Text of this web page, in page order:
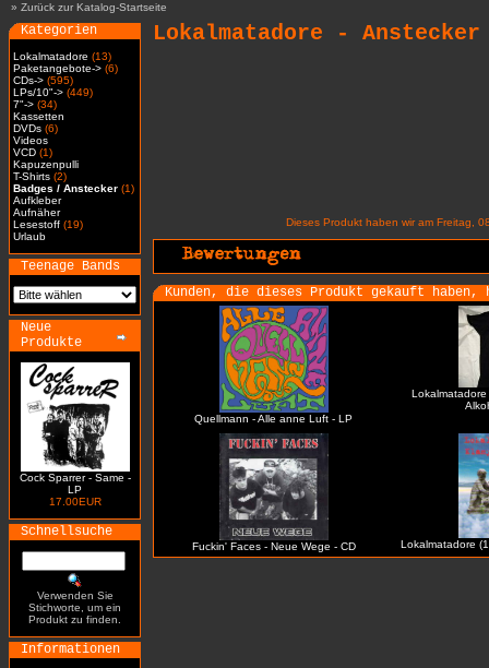
» Zurück zur Katalog-Startseite
Kategorien
Lokalmatadore (13)
Paketangebote-> (6)
CDs-> (595)
LPs/10"-> (449)
7"-> (34)
Kassetten
DVDs (6)
Videos
VCD (1)
Kapuzenpulli
T-Shirts (2)
Badges / Anstecker (1)
Aufkleber
Aufnäher
Lesestoff (19)
Urlaub
Teenage Bands
Neue
Produkte
Cock Sparrer - Same -
LP
17.00EUR
Schnellsuche
Verwenden Sie
Stichworte, um ein
Produkt zu finden.
Informationen
Lokalmatadore -
Dieses Produkt haben wir am Freitag,
Kunden, die dieses Produkt gekauft haben,
Quellmann - Alle anne Luft - LP
Lokalmatadore
Fuckin' Faces - Neue Wege - CD Lokalmatadore